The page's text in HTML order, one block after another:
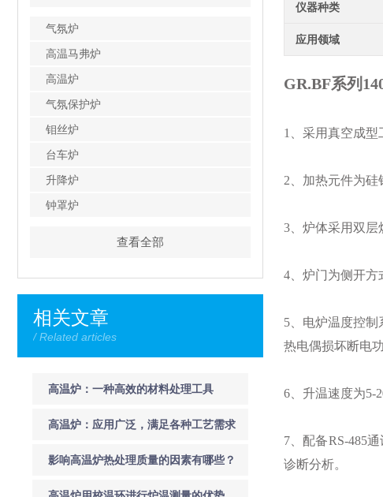
气氛炉
高温马弗炉
高温炉
气氛保护炉
钼丝炉
台车炉
升降炉
钟罩炉
查看全部
相关文章
/ Related articles
高温炉：一种高效的材料处理工具
高温炉：应用广泛，满足各种工艺需求
影响高温炉热处理质量的因素有哪些？
仪器种类
应用领域
GR.BF系列
1、采用真空成型
2、加热元件为硅
3、炉体采用双层
4、炉门为侧开方
5、电炉温度控
热电偶损坏断电
6、升温速度为5-
7、配备RS-485
诊断分析。